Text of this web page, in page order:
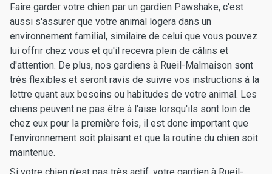
Faire garder votre chien par un gardien Pawshake, c'est
aussi s'assurer que votre animal logera dans un
environnement familial, similaire de celui que vous pouvez
lui offrir chez vous et qu'il recevra plein de câlins et
d'attention. De plus, nos gardiens à Rueil-Malmaison sont
très flexibles et seront ravis de suivre vos instructions à la
lettre quant aux besoins ou habitudes de votre animal. Les
chiens peuvent ne pas être à l'aise lorsqu'ils sont loin de
chez eux pour la première fois, il est donc important que
l'environnement soit plaisant et que la routine du chien soit
maintenue.